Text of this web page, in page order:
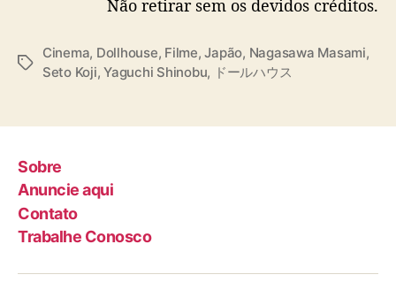
a
n
o
Não retirar sem os devidos créditos.
T
Cinema, Dollhouse, Filme,Japão, Nagasawa Masami,
Seto Koji,Yaguchi Shinobu, ドールハウス
Sobre
Anuncie aqui
Contato
Trabalhe Conosco